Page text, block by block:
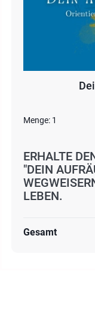
Menge: 1
ERHALTE
"DEIN
LEBEN.
Gesamt